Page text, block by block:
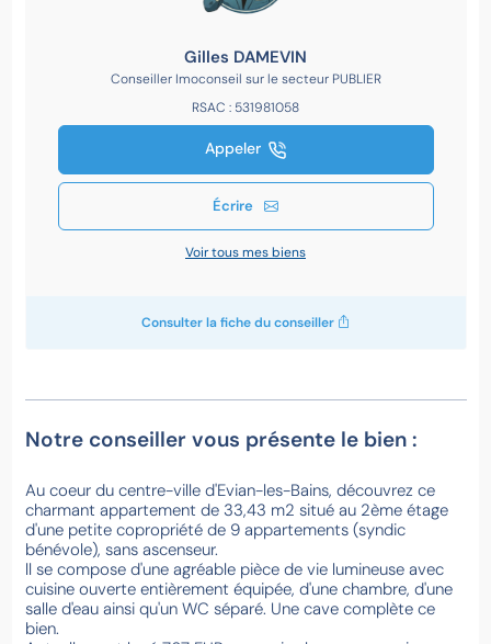
Gilles DAMEVIN
Conseiller Imoconseil sur le secteur PUBLIER
RSAC : 531981058
Appeler
Écrire
Voir tous mes biens
Consulter la fiche du conseiller
Notre conseiller vous présente le bien :
Au coeur du centre-ville d'Evian-les-Bains, découvrez ce
charmant appartement de 33,43 m2 situé au 2ème étage
d'une petite copropriété de 9 appartements (syndic
bénévole), sans ascenseur.
ll se compose d'une agréable pièce de vie lumineuse avec
cuisine ouverte entièrement équipée, d'une chambre, d'une
salle d'eau ainsi qu'un WC séparé. Une cave complète ce
bien.